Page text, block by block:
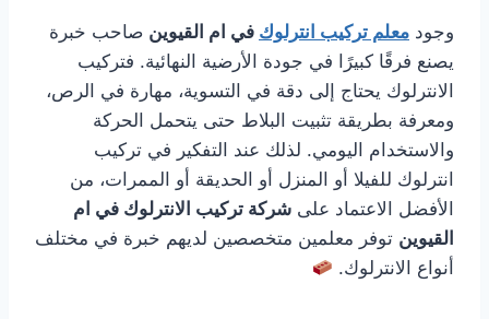
وجود معلم تركيب انترلوك في ام القيوين صاحب خبرة
يصنع فرقًا كبيرًا في جودة الأرضية النهائية. فتركيب
الانترلوك يحتاج إلى دقة في التسوية، مهارة في الرص،
ومعرفة بطريقة تثبيت البلاط حتى يتحمل الحركة
والاستخدام اليومي. لذلك عند التفكير في تركيب
انترلوك للفيلا أو المنزل أو الحديقة أو الممرات، من
الأفضل الاعتماد على شركة تركيب الانترلوك في ام
القيوين توفر معلمين متخصصين لديهم خبرة في مختلف
أنواع الانترلوك.